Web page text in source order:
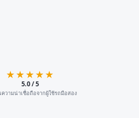
★★★★★
5.0 / 5
วามน่าเชื่อถือจากผู้ใช้รถมือสอง